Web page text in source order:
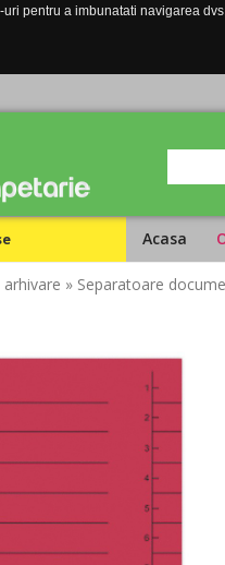
pentru a imbunatati navigarea
Acasa
arhivare » Separatoare